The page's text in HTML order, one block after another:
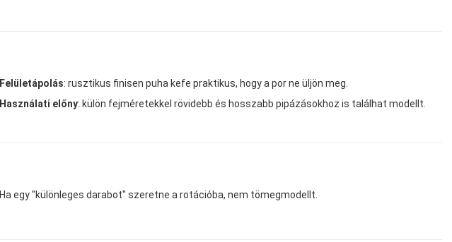
Felületápolás: rusztikus finisen puha kefe praktikus, hogy a por ne üljön meg.
Használati előny: külön fejméretekkel rövidebb és hosszabb pipázásokhoz is találhat modellt.
Ha egy "különleges darabot" szeretne a rotációba, nem tömegmodellt.